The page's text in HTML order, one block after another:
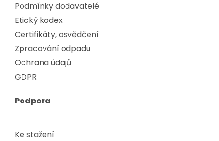
Podmínky dodavatelé
Etický kodex
Certifikáty, osvědčení
Zpracování odpadu
Ochrana údajů
GDPR
Podpora
Ke stažení